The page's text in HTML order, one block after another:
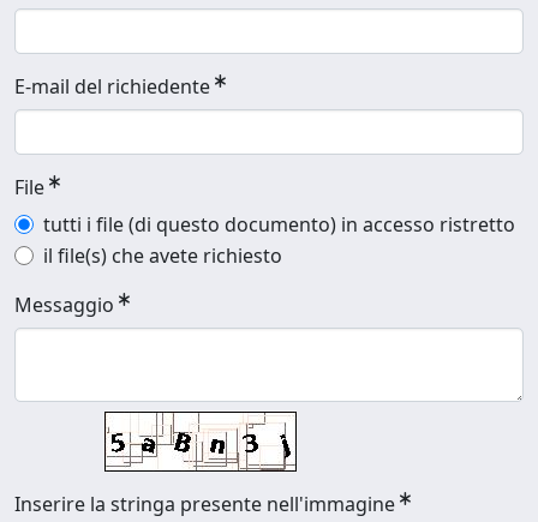
E-mail del richiedente
File
tutti i file (di questo documento) in accesso ristretto
il file(s) che avete richiesto
Messaggio
Inserire la stringa presente nell'immagine